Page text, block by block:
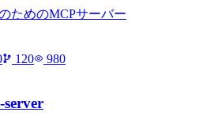
ためのMCPサーバー
120
980